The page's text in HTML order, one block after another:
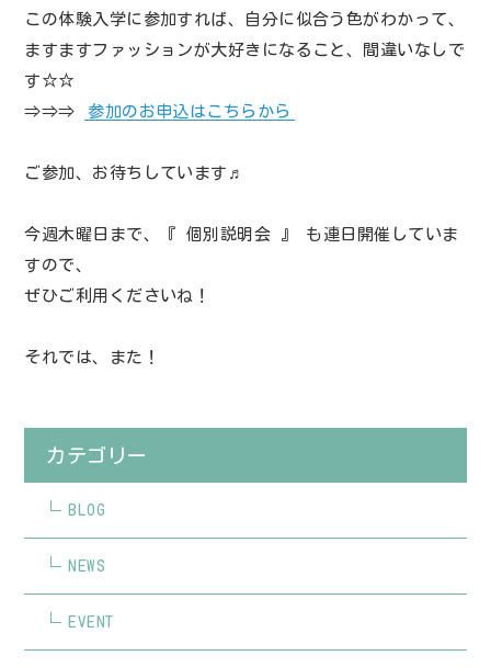
この体験入学に参加すれば、自分に似合う色がわかって、
ますますファッションが大好きになること、間違いなしで
す☆☆
⇒⇒⇒
参加のお申込はこちらから
ご参加、お待ちしています♬
今週木曜日まで、『 個別説明会 』 も連日開催していま
すので、
ぜひご利用くださいね！
それでは、また！
カテゴリー
BLOG
NEWS
EVENT